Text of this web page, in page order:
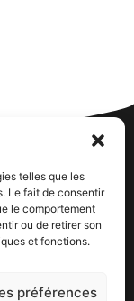
telles que les
Le fait de consentir
le comportement
ou de retirer son
et fonctions.
préférences